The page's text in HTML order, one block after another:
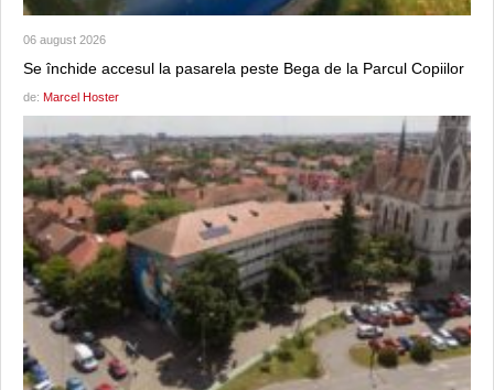
06 august 2026
Se închide accesul la pasarela peste Bega de la Parcul Copiilor
de: Marcel Hoster